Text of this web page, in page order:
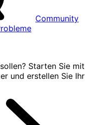
Community
Starten Sie mit
und erstellen Sie Ihr